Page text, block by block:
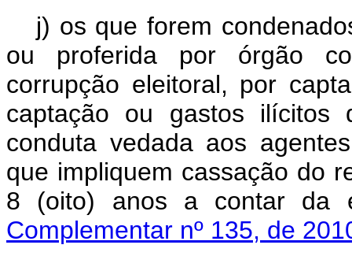
j) os que forem
ou proferida por órgão
corrupção eleitoral, por
captação ou gastos ilícitos
conduta vedada aos
que impliquem cassação do
8 (oito) anos a contar da
Complementar nº 135, de